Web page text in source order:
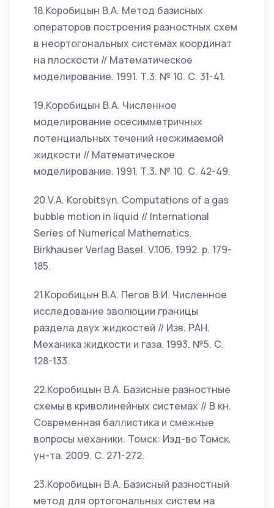
18.Коробицын В.А. Метод базисных
операторов построения разностных схем
в неортогональных системах координат
на плоскости // Математическое
моделирование. 1991. Т.3. № 10. С. 31-41.
19.Коробицын В.А. Численное
моделирование осесимметричных
потенциальных течений несжимаемой
жидкости // Математическое
моделирование. 1991. Т.3. № 10. С. 42-49.
20.V.A. Korobitsyn. Computations of a gas
bubble motion in liquid // International
Series of Numerical Mathematics.
Birkhauser Verlag Basel. V.106. 1992. p. 179-
185.
21.Коробицын В.А. Пегов В.И. Численное
исследование эволюции границы
раздела двух жидкостей // Изв. РАН.
Механика жидкости и газа. 1993. №5. С.
128-133.
22.Коробицын В.А. Базисные разностные
схемы в криволинейных системах // В кн.
Современная баллистика и смежные
вопросы механики. Томск: Изд-во Томск.
ун-та. 2009. С. 271-272.
23.Коробицын В.А. Базисный разностный
метод для ортогональных систем на